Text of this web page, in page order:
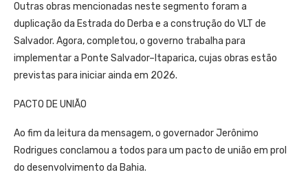
Outras obras mencionadas neste segmento foram a
duplicação da Estrada do Derba e a construção do VLT de
Salvador. Agora, completou, o governo trabalha para
implementar a Ponte Salvador–Itaparica, cujas obras estão
previstas para iniciar ainda em 2026.
PACTO DE UNIÃO
Ao fim da leitura da mensagem, o governador Jerônimo
Rodrigues conclamou a todos para um pacto de união em prol
do desenvolvimento da Bahia.